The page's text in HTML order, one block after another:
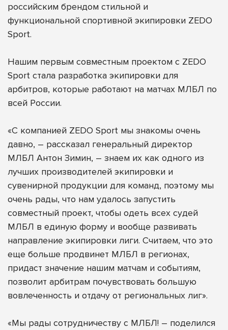
российским брендом стильной и
функциональной спортивной экипировки ZEDO
Sport.
Нашим первым совместным проектом с ZEDO
Sport стала разработка экипировки для
арбитров, которые работают на матчах МЛБЛ по
всей России.
«С компанией ZEDO Sport мы знакомы очень
давно, – рассказал генеральный директор
МЛБЛ Антон Зимин, – знаем их как одного из
лучших производителей экипировки и
сувенирной продукции для команд, поэтому мы
очень рады, что нам удалось запустить
совместный проект, чтобы одеть всех судей
МЛБЛ в единую форму и вообще развивать
направление экипировки лиги. Считаем, что это
еще больше продвинет МЛБЛ в регионах,
придаст значение нашим матчам и событиям,
позволит арбитрам почувствовать большую
вовлеченность и отдачу от региональных лиг».
«Мы рады сотрудничеству с МЛБЛ! – поделился